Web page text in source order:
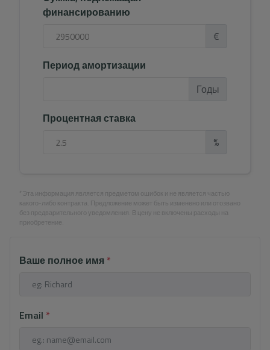
финансированию
€
Период амортизации
Годы
Процентная ставка
%
*Эта информация является предметом ошибок и не является частью
какого-либо контракта. Предложение может быть изменено или отозвано
без предварительного уведомления. В цену не включены расходы на
приобретение.
Ваше полное имя *
Email *